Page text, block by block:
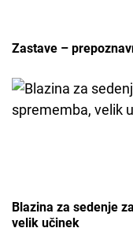
Zastave –
Blazina za sedenje
velik učinek